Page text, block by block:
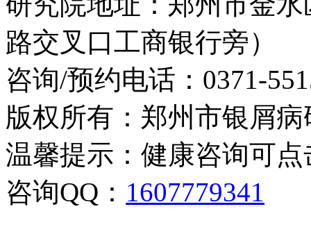
路交叉口工商银行旁）
咨询/预约电话： 0371-
版权所有：郑州市银屑
温馨提示：健康咨询可
咨询QQ： 1607779341